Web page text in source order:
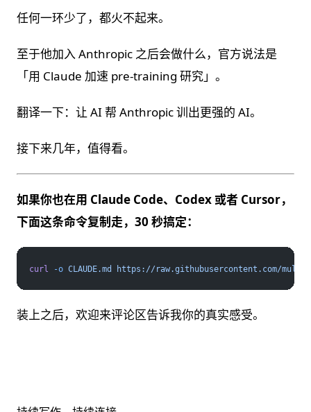
任何一环少了，都火不起来。
至于他加入 Anthropic 之后会做什么，官方说法是
「用 Claude 加速 pre-training 研究」。
翻译一下：让 AI 帮 Anthropic 训出更强的 AI。
接下来几年，值得看。
如果你也在用 Claude Code、Codex 或者 Cursor，
下面这条命令复制走，30 秒搞定：
curl -o CLAUDE.md https://raw.githubusercontent.com/
装上之后，欢迎来评论区告诉我你的真实感受。